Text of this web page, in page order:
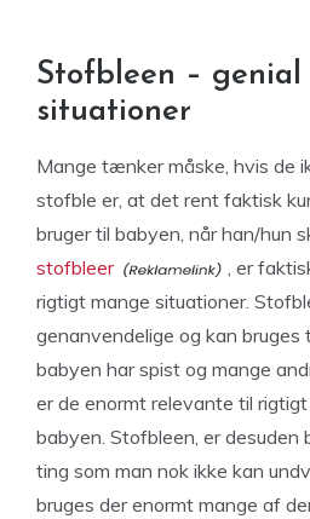
Stofbleen –
situationer
Mange tænker måske, hvis de
stofble er, at det rent faktisk
bruger til babyen, når han/hun
stofbleer
, er
rigtigt mange situationer.
genanvendelige og kan bruges
babyen har spist og mange
er de enormt relevante til
babyen. Stofbleen, er desuden
ting som man nok ikke kan
bruges der enormt mange af